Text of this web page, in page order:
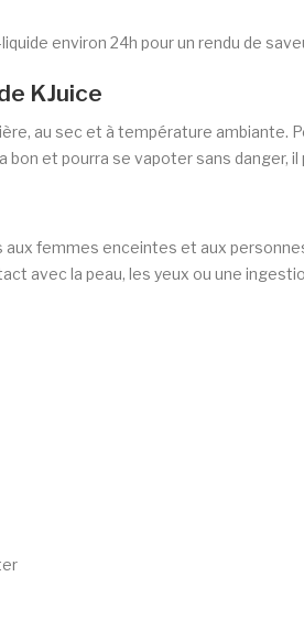
environ 24h pour un rendu de
KJuice
au sec et à température ambiante.
et pourra se vapoter sans danger,
femmes enceintes et aux
avec la peau, les yeux ou une